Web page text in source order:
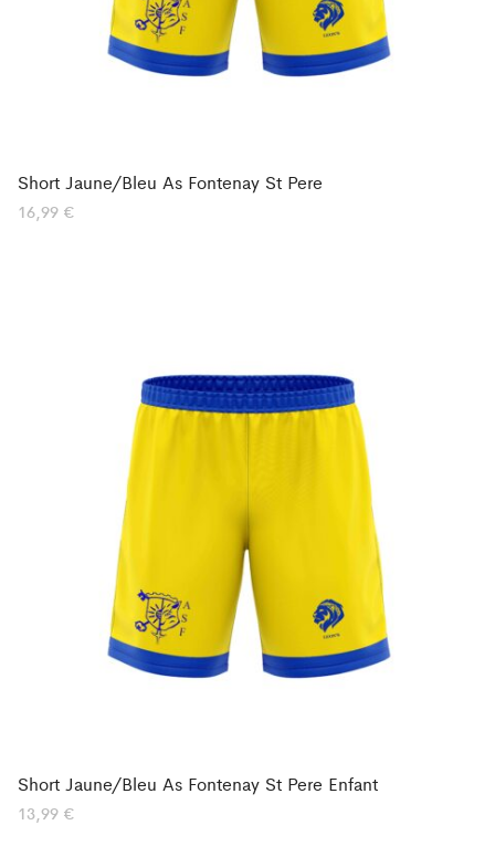
Short Jaune/Bleu As Fontenay St Pere
16,99 €
Short Jaune/Bleu As Fontenay St Pere Enfant
13,99 €